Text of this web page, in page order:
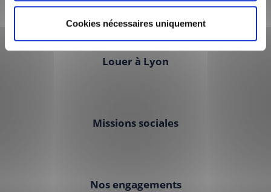
Cookies nécessaires uniquement
Tél : 04 72 80 70 60
Louer à Lyon
Missions sociales
Nos engagements